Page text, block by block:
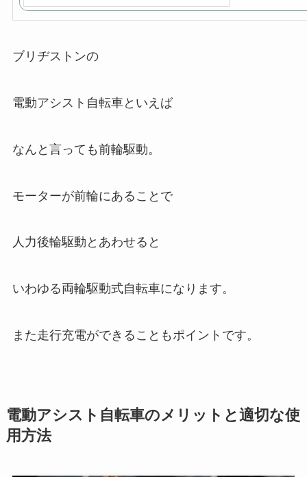
ブリヂストンの
電動アシスト自転車といえば
なんと言っても前輪駆動。
モーターが前輪にあることで
人力後輪駆動とあわせると
いわゆる両輪駆動式自転車になります。
また走行充電ができることもポイントです。
電動アシスト自転車のメリットと適切な使
用方法